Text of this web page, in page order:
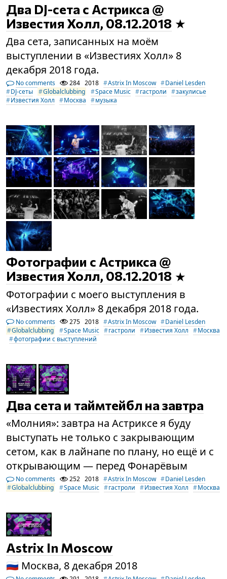
Два DJ-сета с Астрикса @
Известия Холл, 08.12.2018
Два сета, записанных на моём
выступлении в «Известиях Холл» 8
декабря 2018 года.
No comments 284 2018 Astrix In Moscow
Daniel Lesden
DJ-сеты
Globalclubbing Space Music гастроли
закулисье
Известия Холл
Москва музыка
Фотографии с Астрикса @
Известия Холл, 08.12.2018
Фотографии с моего выступления в
«Известиях Холл» 8 декабря 2018 года.
No comments 275 2018 Astrix In Moscow
Daniel Lesden
Globalclubbing
Space Music гастроли Известия Холл
Москва
фотографии с выступлений
Два сета и таймтейбл на завтра
«Молния»: завтра на Астриксе я буду
выступать не только с закрывающим
сетом, как в лайнапе по плану, но ещё и с
открывающим — перед Фонарёвым
No comments 252 2018 Astrix In Moscow
Daniel Lesden
Globalclubbing
Space Music гастроли Известия Холл Москва
Astrix In Moscow
🇷🇺 Москва, 8 декабря 2018